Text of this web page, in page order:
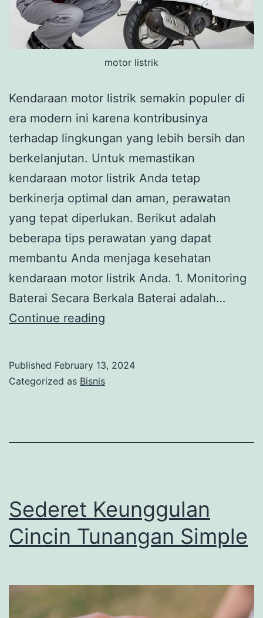
motor listrik
Kendaraan motor listrik semakin populer di
era modern ini karena kontribusinya
terhadap lingkungan yang lebih bersih dan
berkelanjutan. Untuk memastikan
kendaraan motor listrik Anda tetap
berkinerja optimal dan aman, perawatan
yang tepat diperlukan. Berikut adalah
beberapa tips perawatan yang dapat
membantu Anda menjaga kesehatan
kendaraan motor listrik Anda. 1. Monitoring
Baterai Secara Berkala Baterai adalah…
Continue reading
Published February 13, 2024
Categorized as Bisnis
Sederet Keunggulan
Cincin Tunangan Simple